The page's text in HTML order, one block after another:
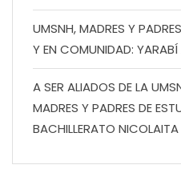
UMSNH, MADRES Y
Y EN COMUNIDAD:
A SER ALIADOS DE LA
MADRES Y PADRES DE
BACHILLERATO NICOLAITA